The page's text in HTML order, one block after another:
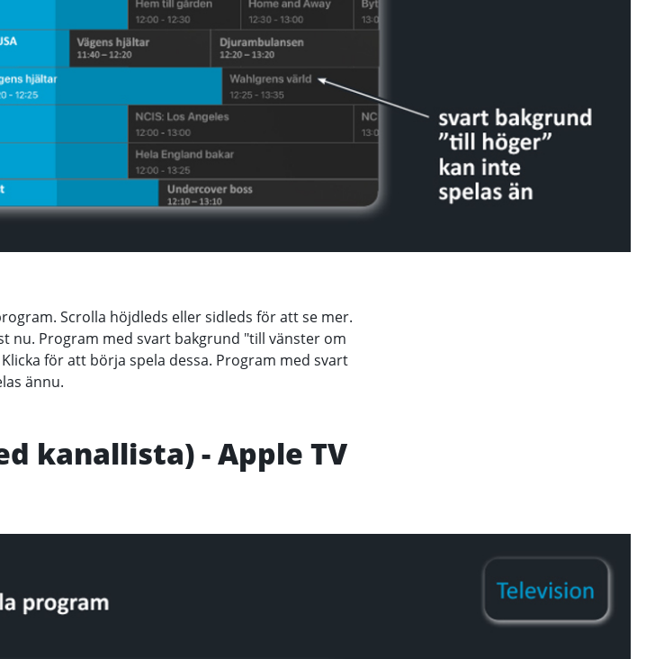
Scrolla höjdleds eller sidleds för att se mer.
nu. Program med svart bakgrund "till vänster om
för att börja spela dessa. Program med svart
ännu.
kanallista) - Apple TV